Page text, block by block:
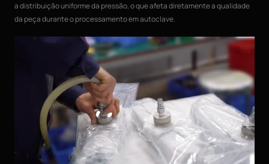
a distribuição uniforme da pressão, o que afeta diretamente a qualidade
da peça durante o processamento em autoclave.